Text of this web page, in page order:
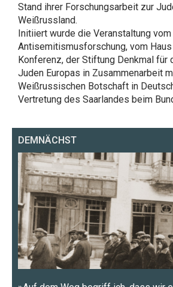
Stand ihrer Forschungsarbeit zur
Weißrussland.
Initiiert wurde die Veranstaltung
Antisemitismusforschung, vom
Konferenz, der Stiftung Denkmal für
Juden Europas in Zusammenarbeit
Weißrussischen Botschaft in
Vertretung des Saarlandes beim
DEMNÄCHST